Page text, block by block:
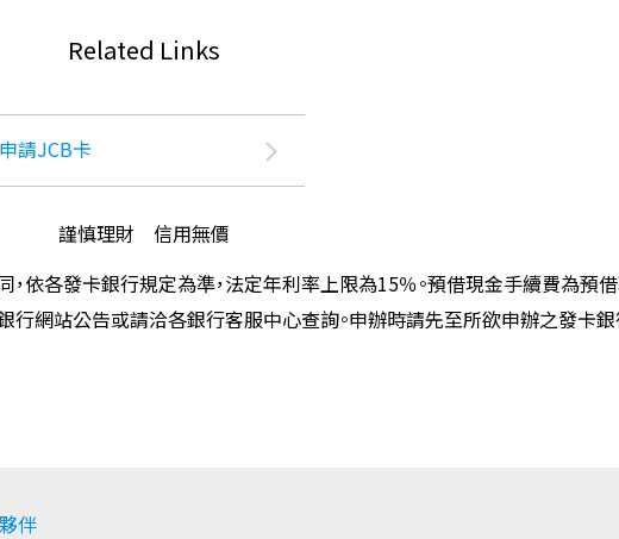
Related Links
申請JCB卡
謹慎理財 信用無價
依各發卡銀行規定為準，法定年利率上限為15％。預借現金手續費為預
行網站公告或請洽各銀行客服中心查詢。申辦時請先至所欲申辦之發卡
伴